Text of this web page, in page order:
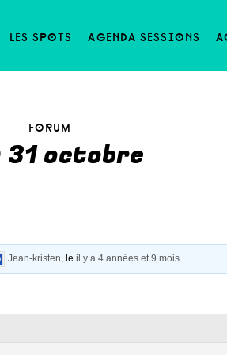
les spots agenda sessions
forum
31 octobre
Jean-kristen, leil y a 4 années et 9 mois.